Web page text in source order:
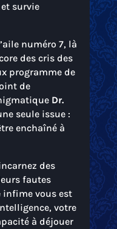
survie
numéro 7, là
des cris des
programme de
de
Dr.
seule issue :
enchaîné à
des
fautes
infime vous est
votre
à déjouer